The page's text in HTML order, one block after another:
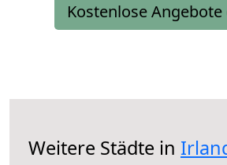
Kostenlose
Weitere Städte in